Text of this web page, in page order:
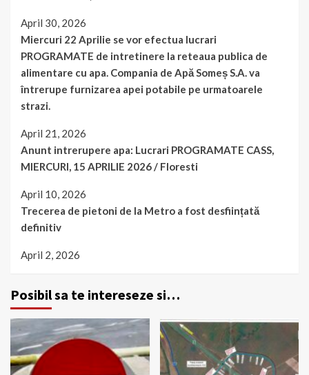
April 30, 2026
Miercuri 22 Aprilie se vor efectua lucrari
PROGRAMATE de intretinere la reteaua publica de
alimentare cu apa. Compania de Apă Someș S.A. va
întrerupe furnizarea apei potabile pe urmatoarele
strazi.
April 21, 2026
Anunt intrerupere apa: Lucrari PROGRAMATE CASS,
MIERCURI, 15 APRILIE 2026 / Floresti
April 10, 2026
Trecerea de pietoni de la Metro a fost desființată
definitiv
April 2, 2026
Posibil sa te intereseze si…